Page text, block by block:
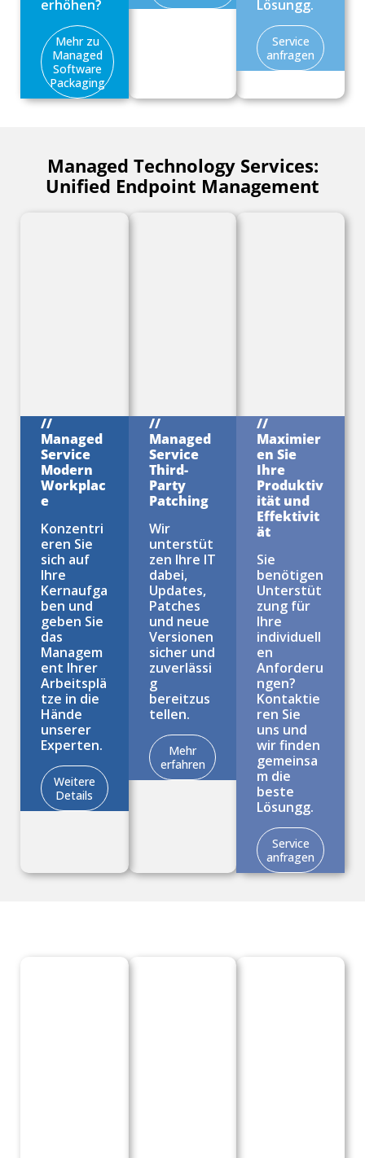
erhöhen?
Mehr zu
Managed
Software
Packaging
Lösungg.
Service
anfragen
Managed Technology Services:
Unified Endpoint Management​
//
Managed
Service
Modern
Workplac
e
Konzentri
eren Sie
sich auf
Ihre
Kernaufga
ben und
geben Sie
das
Managem
ent Ihrer
Arbeitsplä
tze in die
Hände
unserer
Experten.
Weitere
Details
//
Managed
Service
Third-
Party
Patching
Wir
unterstüt
zen Ihre IT
dabei,
Updates,
Patches
und neue
Versionen
sicher und
zuverlässi
g
bereitzus
tellen.
Mehr
erfahren
//
Maximier
en Sie
Ihre
Produktiv
ität und
Effektivit
ät
Sie
benötigen
Unterstüt
zung für
Ihre
individuell
en
Anforderu
ngen?
Kontaktie
ren Sie
uns und
wir finden
gemeinsa
m die
beste
Lösungg.
Service
anfragen